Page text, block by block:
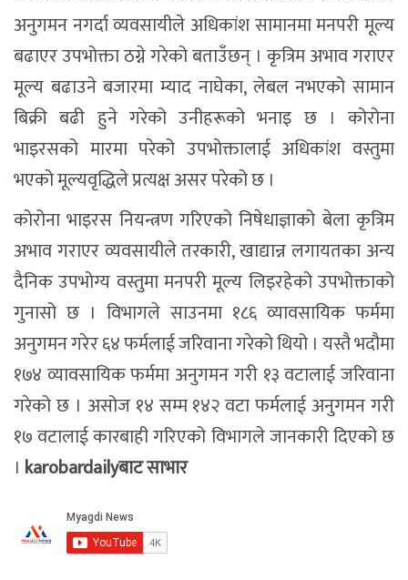
अनुगमन नगर्दा व्यवसायीले अधिकांश सामानमा मनपरी मूल्य
बढाएर उपभोक्ता ठग्ने गरेको बताउँछन् । कृत्रिम अभाव गराएर
मूल्य बढाउने बजारमा म्याद नाघेका, लेबल नभएको सामान
बिक्री बढी हुने गरेको उनीहरूको भनाइ छ । कोरोना
भाइरसको मारमा परेको उपभोक्तालाई अधिकांश वस्तुमा
भएको मूल्यवृद्धिले प्रत्यक्ष असर परेको छ ।
कोरोना भाइरस नियन्त्रण गरिएको निषेधाज्ञाको बेला कृत्रिम
अभाव गराएर व्यवसायीले तरकारी, खाद्यान्न लगायतका अन्य
दैनिक उपभोग्य वस्तुमा मनपरी मूल्य लिइरहेको उपभोक्ताको
गुनासो छ । विभागले साउनमा १८६ व्यावसायिक फर्ममा
अनुगमन गरेर ६४ फर्मलाई जरिवाना गरेको थियो । यस्तै भदौमा
१७४ व्यावसायिक फर्ममा अनुगमन गरी १३ वटालाई जरिवाना
गरेको छ । असोज १४ सम्म १४२ वटा फर्मलाई अनुगमन गरी
१७ वटालाई कारबाही गरिएको विभागले जानकारी दिएको छ
। karobardailyबाट साभार